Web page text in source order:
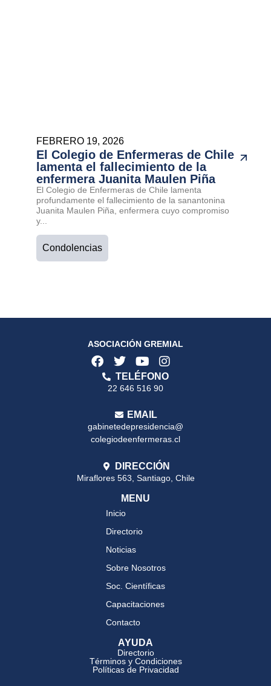
FEBRERO 19, 2026
El Colegio de Enfermeras de Chile
lamenta el fallecimiento de la
enfermera Juanita Maulen Piña
El Colegio de Enfermeras de Chile lamenta
profundamente el fallecimiento de la sanantonina
Juanita Maulen Piña, enfermera cuyo compromiso
y...
Condolencias
ASOCIACIÓN GREMIAL
TELÉFONO
22 646 516 90
EMAIL
gabinetedepresidencia@
colegiodeenfermeras.cl
DIRECCIÓN
Miraflores 563, Santiago, Chile
MENU
Inicio
Directorio
Noticias
Sobre Nosotros
Soc. Científicas
Capacitaciones
Contacto
AYUDA
Directorio
Términos y Condiciones
Políticas de Privacidad